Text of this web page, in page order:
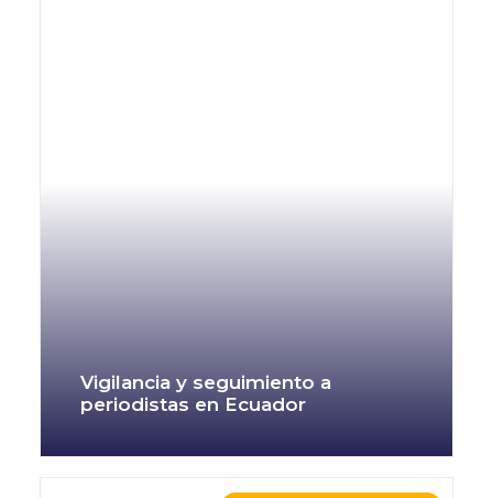
Vigilancia y seguimiento a
periodistas en Ecuador